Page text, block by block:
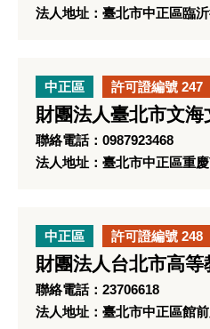
法人地址：臺北市中正區臨
中正區 許可證編號 247
財團法人臺北市文海
聯絡電話：0987923468
法人地址：臺北市中正區重
中正區 許可證編號 248
財團法人台北市高等
聯絡電話：23706618
法人地址：臺北市中正區館